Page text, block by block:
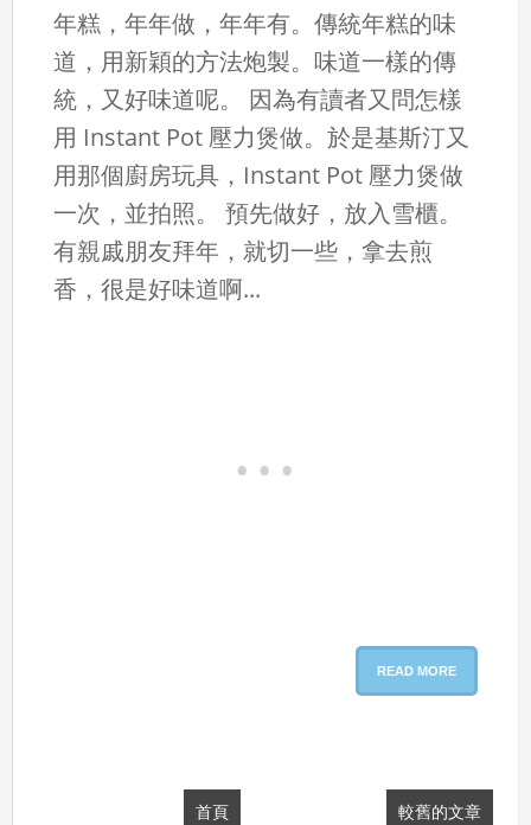
年糕，年年做，年年有。傳統年糕的味
道，用新穎的方法炮製。味道一樣的傳
統，又好味道呢。 因為有讀者又問怎樣
用 Instant Pot 壓力煲做。於是基斯汀又
用那個廚房玩具，Instant Pot 壓力煲做
一次，並拍照。 預先做好，放入雪櫃。
有親戚朋友拜年，就切一些，拿去煎
香，很是好味道啊...
READ MORE
較舊的文章
首頁